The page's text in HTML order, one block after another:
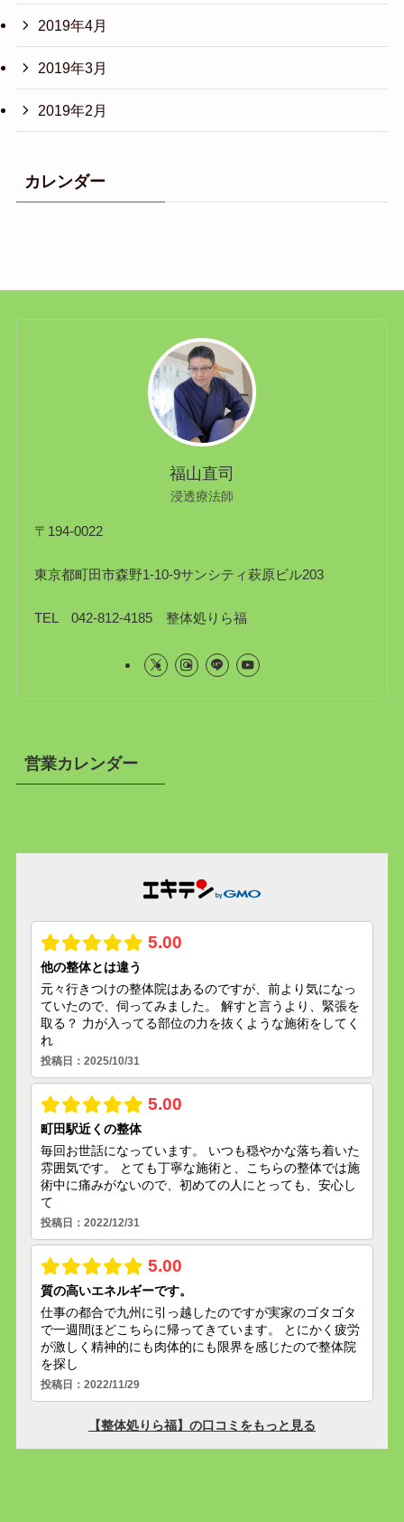
2019年4月
2019年3月
2019年2月
カレンダー
福山直司
浸透療法師
〒194-0022
東京都町田市森野1-10-9サンシティ萩原ビル203
TEL 042-812-4185 整体処りら福
営業カレンダー